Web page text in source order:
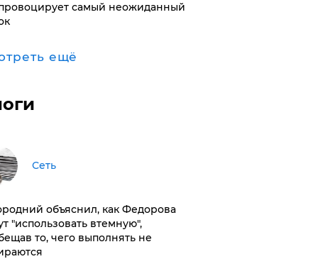
самый неожиданный
ещё
Сеть
объяснил, как Федорова
"использовать втемную",
то, чего выполнять не